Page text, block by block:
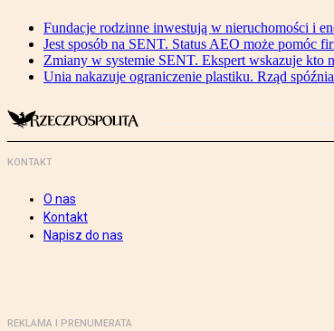
Fundacje rodzinne inwestują w nieruchomości i
Jest sposób na SENT. Status AEO może pomóc
Zmiany w systemie SENT. Ekspert wskazuje kto
Unia nakazuje ograniczenie plastiku. Rząd
KONTAKT
O nas
Kontakt
Napisz do nas
REKLAMA I PRENUMERATA